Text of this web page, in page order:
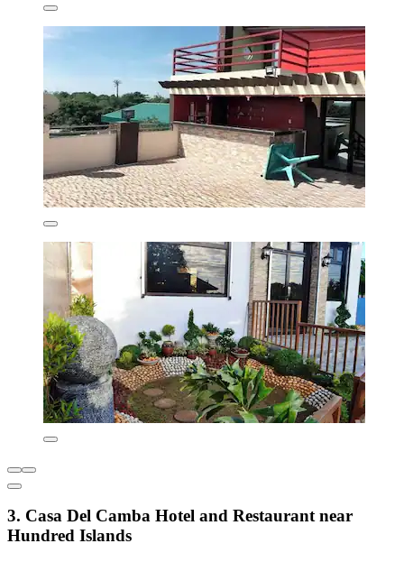
3. Casa Del Camba Hotel and Restaurant near
Hundred Islands